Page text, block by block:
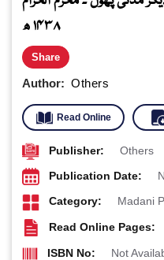
۱۴۳۸ ھ
Share
Author: Others
Read Online
Publisher: Others
Publication Date:
Category: Madani
Read Online Pages:
ISBN No: Not